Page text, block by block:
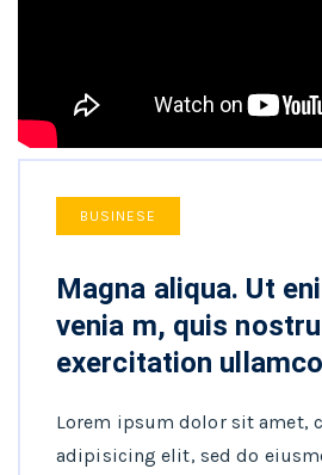
BUSINESE
Magna aliqua. Ut
venia m, quis
exercitation ullamco
Lorem ipsum dolor sit amet,
adipisicing elit, sed do